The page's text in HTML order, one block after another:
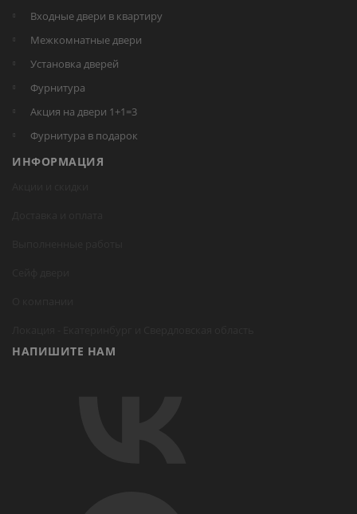
Входные двери в квартиру
Межкомнатные двери
Установка дверей
Фурнитура
Акция на двери 1+1=3
Фурнитура в подарок
ИНФОРМАЦИЯ
НАПИШИТЕ НАМ